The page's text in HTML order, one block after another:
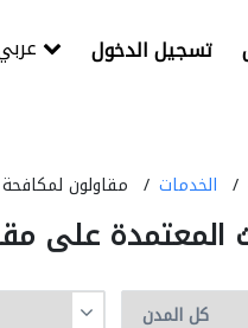
تسجيل الدخول
الخدمات مقاولون
المعتمدة على